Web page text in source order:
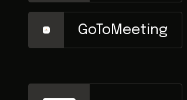
GoToMeeting